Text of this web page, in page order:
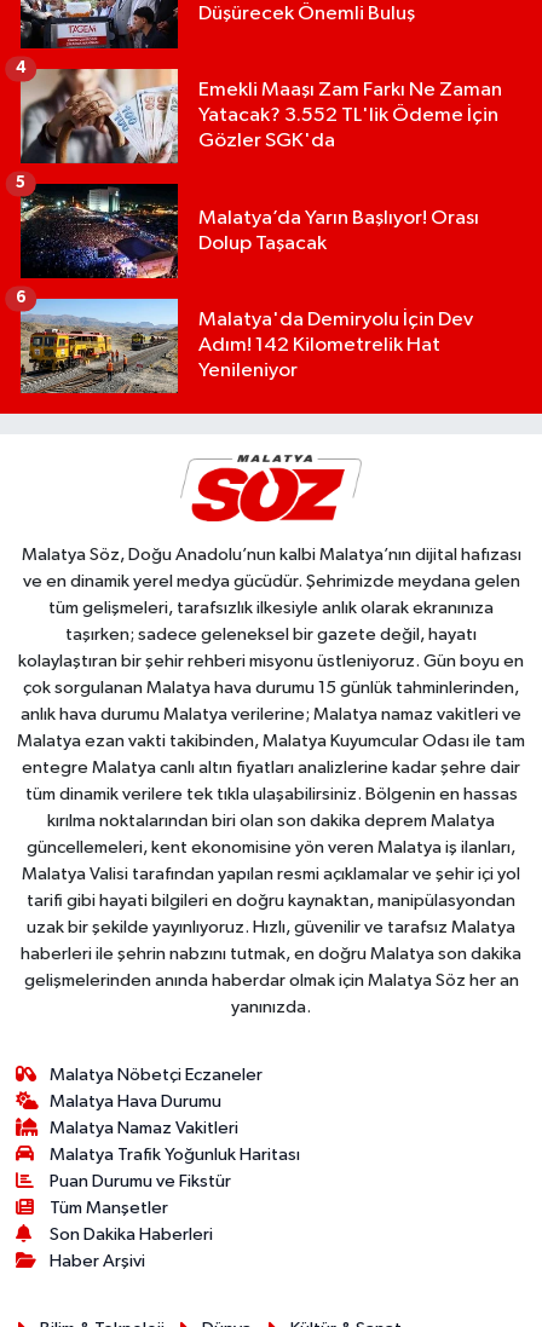
Düşürecek Önemli Buluş
Emekli Maaşı Zam Farkı Ne Zaman
Yatacak? 3.552 TL'lik Ödeme İçin
Gözler SGK'da
4
Malatya’da Yarın Başlıyor! Orası
Dolup Taşacak
5
Malatya'da Demiryolu İçin Dev
Adım! 142 Kilometrelik Hat
Yenileniyor
6
Malatya Söz, Doğu Anadolu’nun kalbi Malatya’nın dijital hafızası
ve en dinamik yerel medya gücüdür. Şehrimizde meydana gelen
tüm gelişmeleri, tarafsızlık ilkesiyle anlık olarak ekranınıza
taşırken; sadece geleneksel bir gazete değil, hayatı
kolaylaştıran bir şehir rehberi misyonu üstleniyoruz. Gün boyu en
çok sorgulanan Malatya hava durumu 15 günlük tahminlerinden,
anlık hava durumu Malatya verilerine; Malatya namaz vakitleri ve
Malatya ezan vakti takibinden, Malatya Kuyumcular Odası ile tam
entegre Malatya canlı altın fiyatları analizlerine kadar şehre dair
tüm dinamik verilere tek tıkla ulaşabilirsiniz. Bölgenin en hassas
kırılma noktalarından biri olan son dakika deprem Malatya
güncellemeleri, kent ekonomisine yön veren Malatya iş ilanları,
Malatya Valisi tarafından yapılan resmi açıklamalar ve şehir içi yol
tarifi gibi hayati bilgileri en doğru kaynaktan, manipülasyondan
uzak bir şekilde yayınlıyoruz. Hızlı, güvenilir ve tarafsız Malatya
haberleri ile şehrin nabzını tutmak, en doğru Malatya son dakika
gelişmelerinden anında haberdar olmak için Malatya Söz her an
yanınızda.
Malatya Nöbetçi Eczaneler
Malatya Hava Durumu
Malatya Namaz Vakitleri
Malatya Trafik Yoğunluk Haritası
Puan Durumu ve Fikstür
Tüm Manşetler
Son Dakika Haberleri
Haber Arşivi